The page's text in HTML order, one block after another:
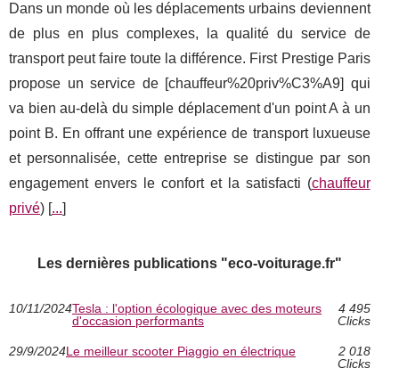
Dans un monde où les déplacements urbains deviennent
de plus en plus complexes, la qualité du service de
transport peut faire toute la différence. First Prestige Paris
propose un service de [chauffeur%20priv%C3%A9] qui
va bien au-delà du simple déplacement d'un point A à un
point B. En offrant une expérience de transport luxueuse
et personnalisée, cette entreprise se distingue par son
engagement envers le confort et la satisfacti (chauffeur
privé) [...]
Les dernières publications "eco-voiturage.fr"
10/11/2024Tesla : l'option écologique avec des moteurs
d'occasion performants
4 495
Clicks
29/9/2024Le meilleur scooter Piaggio en électrique
2 018
Clicks